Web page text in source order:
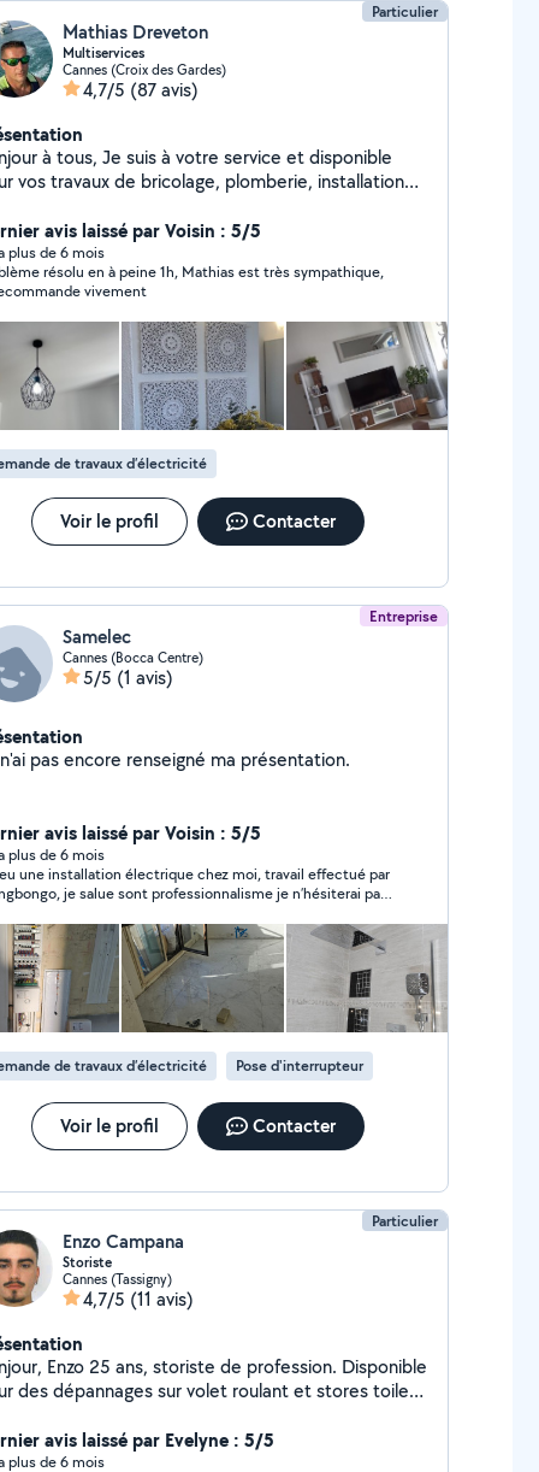
Particulier
Mathias Dreveton
Multiservices
Cannes (Croix des Gardes)
4,7/5 (87 avis)
Je suis à votre service et disponible
vos travaux de bricolage, plomberie, installation
de charges lourdes. Après trois maisons
je touche à tout et propose mes services
rendre service. Au plaisir de vous rencontrer.
avis laissé par Voisin : 5/5
plus de 6 mois
résolu en à peine 1h, Mathias est très sympathique,
vivement
de travaux d’électricité
Voir le profil Contacter
Entreprise
Samelec
Cannes (Bocca Centre)
5/5 (1 avis)
Je n'ai pas encore renseigné ma présentation.
avis laissé par Voisin : 5/5
plus de 6 mois
eu une installation électrique chez moi, travail effectué par
je salue sont professionnalisme je n’hésiterai pas
de travaux d’électricité Pose d'interrupteur
Voir le profil Contacter
Particulier
Enzo Campana
Storiste
Cannes (Tassigny)
4,7/5 (11 avis)
Enzo 25 ans, storiste de profession. Disponible
des dépannages sur volet roulant et stores toiles
avis laissé par Evelyne : 5/5
plus de 6 mois